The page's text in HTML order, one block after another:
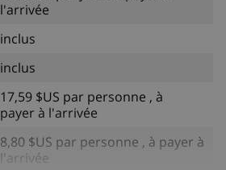
l'arrivée
inclus
inclus
17,59 $US par personne , à
payer à l'arrivée
8,80 $US par personne , à payer à
l'arrivée